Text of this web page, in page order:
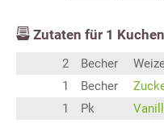
Zutaten für 1 Kuchen
2 Becher
1
Becher
1
Pk